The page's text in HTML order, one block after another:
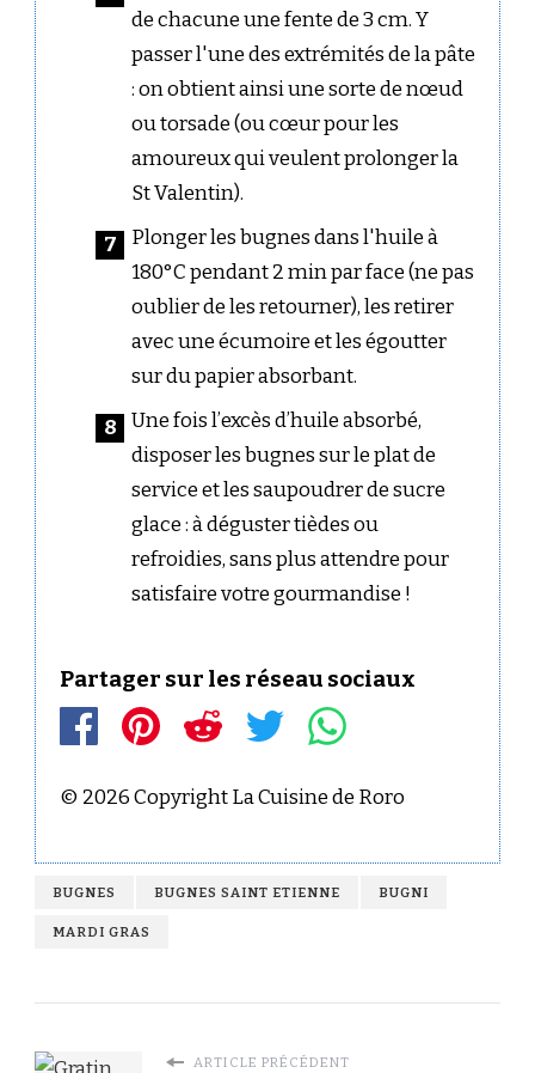
de chacune une fente de 3 cm. Y
passer l'une des extrémités de la pâte
: on obtient ainsi une sorte de nœud
ou torsade (ou cœur pour les
amoureux qui veulent prolonger la
St Valentin).
Plonger les bugnes dans l'huile à
180°C pendant 2 min par face (ne pas
oublier de les retourner), les retirer
avec une écumoire et les égoutter
sur du papier absorbant.
Une fois l’excès d’huile absorbé,
disposer les bugnes sur le plat de
service et les saupoudrer de sucre
glace : à déguster tièdes ou
refroidies, sans plus attendre pour
satisfaire votre gourmandise !
Partager sur les réseau sociaux
© 2026 Copyright La Cuisine de Roro
BUGNES BUGNES SAINT ETIENNE BUGNI
MARDI GRAS
ARTICLE PRÉCÉDENT